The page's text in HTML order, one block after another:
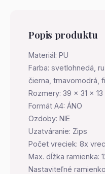
Popis produktu
Materiál: PU
Farba: svetlohnedá,
čierna, tmavomodrá,
Rozmery: 39 x 31 x
Formát A4: ÁNO
Ozdoby: NIE
Uzatváranie: Zips
Počet vreciek: 8x
Max. dĺžka ramienka:
Nastaviteľné